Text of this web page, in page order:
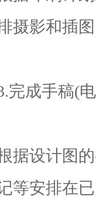
摄影和插
完成手稿(
据设计图
等安排在